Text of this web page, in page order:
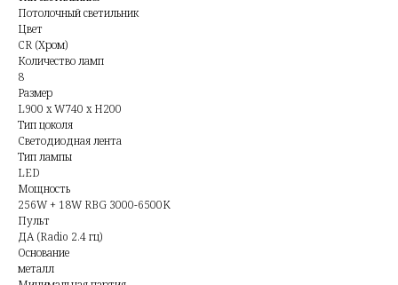
Потолочный светильник
Цвет
CR (Хром)
Количество ламп
8
Размер
L900 x W740 x H200
Тип цоколя
Светодиодная лента
Тип лампы
LED
Мощность
256W + 18W RBG 3000-6500K
Пульт
ДА (Radio 2.4 гц)
Основание
металл